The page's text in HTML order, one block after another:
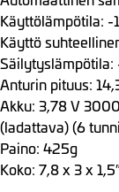
Käyttölämpötila: -
Käyttö
Säilytyslämpötila:
Anturin pituus:
Akku: 3,78 V
(ladattava) (6
Paino: 425g
Koko: 7,8 x 3 x